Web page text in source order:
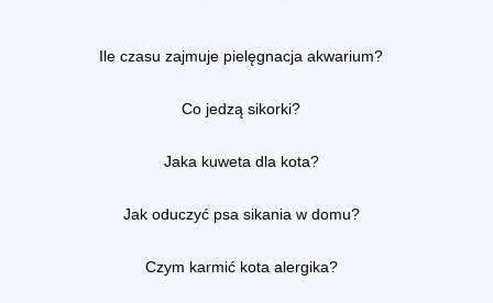
Ile czasu zajmuje pielęgnacja akwarium?
Co jedzą sikorki?
Jaka kuweta dla kota?
Jak oduczyć psa sikania w domu?
Czym karmić kota alergika?